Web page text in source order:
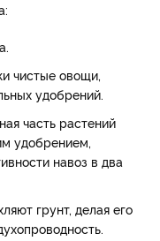
чистые овощи,
удобрений.
часть растений
удобрением,
навоз в два
грунт, делая его